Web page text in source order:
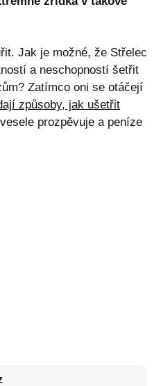
Jak je možné, že Střelec
a neschopností šetřit
Zatímco oni se otáčejí
způsoby, jak ušetřit
prozpěvuje a peníze